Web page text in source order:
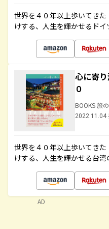
世界を４０年以上歩いてき
けする、人生を輝かせるド
心に寄
０
BOOKS 旅
2022.11.04
世界を４０年以上歩いてき
けする、人生を輝かせる台
AD